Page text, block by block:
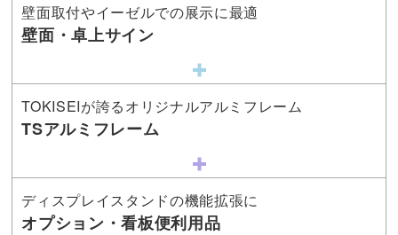
壁面取付やイーゼルでの展示に最適
壁面・卓上サイン
TOKISEIが誇るオリジナルアルミフレーム
TSアルミフレーム
ディスプレイスタンドの機能拡張に
オプション・看板便利用品